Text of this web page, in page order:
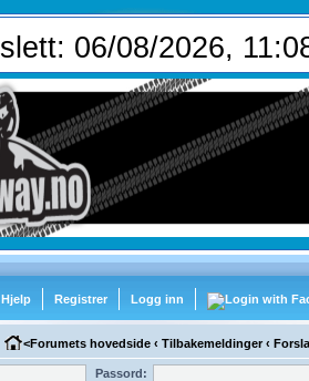
06/08/2026,
Hjelp Registrer Logg inn
<Forumets hovedside ‹ Tilbakemeldinger ‹
Passord: